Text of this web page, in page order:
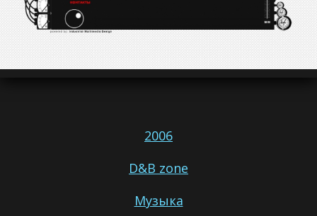
2006
D&B zone
Музыка